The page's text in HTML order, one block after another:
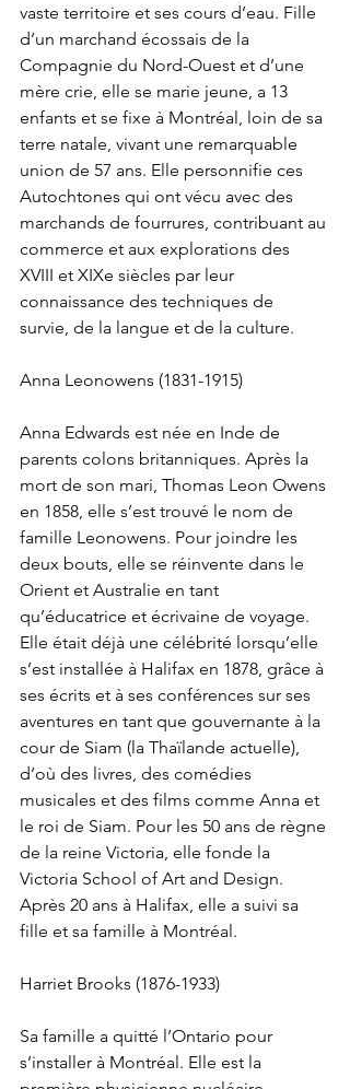
vaste territoire et ses cours d’eau. Fille
d’un marchand écossais de la
Compagnie du Nord-Ouest et d’une
mère crie, elle se marie jeune, a 13
enfants et se fixe à Montréal, loin de sa
terre natale, vivant une remarquable
union de 57 ans. Elle personnifie ces
Autochtones qui ont vécu avec des
marchands de fourrures, contribuant au
commerce et aux explorations des
XVIII et XIXe siècles par leur
connaissance des techniques de
survie, de la langue et de la culture.
Anna Leonowens (1831-1915)
Anna Edwards est née en Inde de
parents colons britanniques. Après la
mort de son mari, Thomas Leon Owens
en 1858, elle s’est trouvé le nom de
famille Leonowens. Pour joindre les
deux bouts, elle se réinvente dans le
Orient et Australie en tant
qu’éducatrice et écrivaine de voyage.
Elle était déjà une célébrité lorsqu’elle
s’est installée à Halifax en 1878, grâce à
ses écrits et à ses conférences sur ses
aventures en tant que gouvernante à la
cour de Siam (la Thaïlande actuelle),
d’où des livres, des comédies
musicales et des films comme Anna et
le roi de Siam. Pour les 50 ans de règne
de la reine Victoria, elle fonde la
Victoria School of Art and Design.
Après 20 ans à Halifax, elle a suivi sa
fille et sa famille à Montréal.
Harriet Brooks (1876-1933)
Sa famille a quitté l’Ontario pour
s’installer à Montréal. Elle est la